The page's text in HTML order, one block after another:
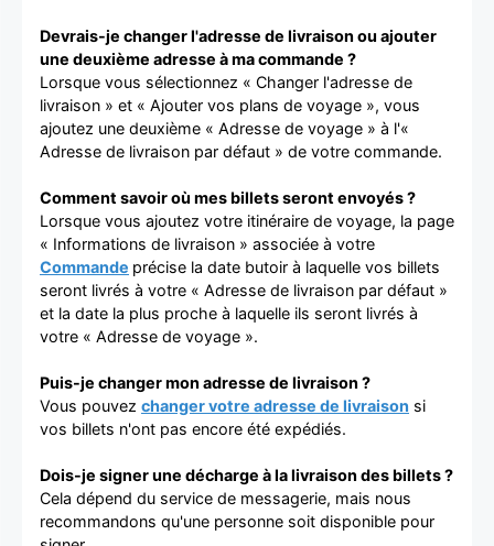
Devrais-je changer l'adresse de livraison ou ajouter
une deuxième adresse à ma commande ?
Lorsque vous sélectionnez « Changer l'adresse de
livraison » et « Ajouter vos plans de voyage », vous
ajoutez une deuxième « Adresse de voyage » à l'«
Adresse de livraison par défaut » de votre commande.
Comment savoir où mes billets seront envoyés ?
Lorsque vous ajoutez votre itinéraire de voyage, la page
« Informations de livraison » associée à votre
Commande précise la date butoir à laquelle vos billets
seront livrés à votre « Adresse de livraison par défaut »
et la date la plus proche à laquelle ils seront livrés à
votre « Adresse de voyage ».
Puis-je changer mon adresse de livraison ?
Vous pouvez changer votre adresse de livraison si
vos billets n'ont pas encore été expédiés.
Dois-je signer une décharge à la livraison des billets ?
Cela dépend du service de messagerie, mais nous
recommandons qu'une personne soit disponible pour